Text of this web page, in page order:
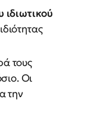
ιδιωτικού
τους
Οι
την